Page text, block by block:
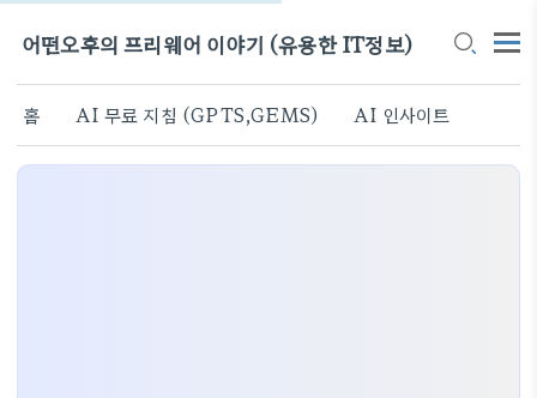
어떤오후의 프리웨어 이야기 (유용한 IT정보)
홈 AI 무료 지침 (GPTS,GEMS) AI 인사이트